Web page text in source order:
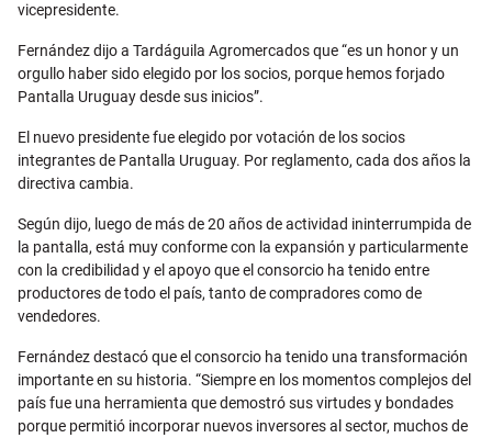
vicepresidente.
Fernández dijo a Tardáguila Agromercados que “es un honor y un
orgullo haber sido elegido por los socios, porque hemos forjado
Pantalla Uruguay desde sus inicios”.
El nuevo presidente fue elegido por votación de los socios
integrantes de Pantalla Uruguay. Por reglamento, cada dos años la
directiva cambia.
Según dijo, luego de más de 20 años de actividad ininterrumpida de
la pantalla, está muy conforme con la expansión y particularmente
con la credibilidad y el apoyo que el consorcio ha tenido entre
productores de todo el país, tanto de compradores como de
vendedores.
Fernández destacó que el consorcio ha tenido una transformación
importante en su historia. “Siempre en los momentos complejos del
país fue una herramienta que demostró sus virtudes y bondades
porque permitió incorporar nuevos inversores al sector, muchos de